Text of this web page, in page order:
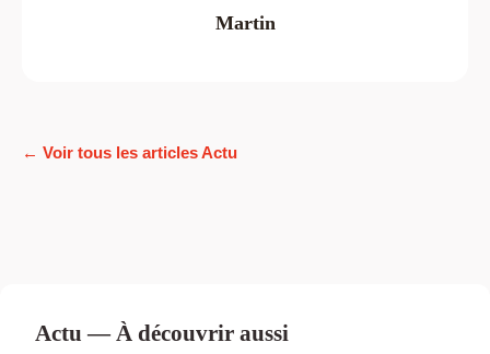
Martin
← Voir tous les articles Actu
Actu — À découvrir aussi